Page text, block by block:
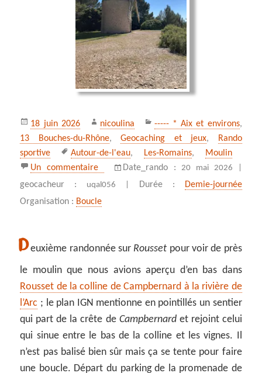
Publié
le
18 juin 2026 Auteur
nicoulina Catégories
----- * Aix et environs,
13 Bouches-du-Rhône,Geocaching et jeux,
Rando
sportive
Mots-
clés
Autour-de-l'eau, Les‑Romains,
Moulin
Un commentaire
sur De l’Arc au moulin sur la crête de
Date_rando :20 mai 2026 |
geocacheur : uqal056 | Durée :
Demie-journée
Organisation : Boucle
Deuxième randonnée sur Rousset pour voir de près
le moulin que nous avions aperçu d’en bas dans
Rousset de la colline de Campbernard à la rivière de
l’Arc ; le plan IGN mentionne en pointillés un sentier
qui part de la crête de Campbernardet rejoint celui
qui sinue entre le bas de la colline et les vignes. Il
n’est pas balisé bien sûr mais ça se tente pour faire
une boucle. Départ du parking de la promenade de